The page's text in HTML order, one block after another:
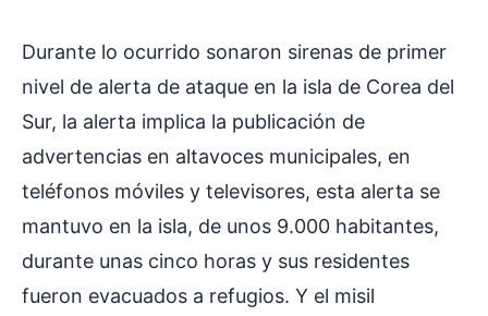
Durante lo ocurrido sonaron sirenas de primer
nivel de alerta de ataque en la isla de Corea del
Sur, la alerta implica la publicación de
advertencias en altavoces municipales, en
teléfonos móviles y televisores, esta alerta se
mantuvo en la isla, de unos 9.000 habitantes,
durante unas cinco horas y sus residentes
fueron evacuados a refugios. Y el misil